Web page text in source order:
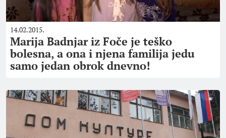
14.02.2015.
Marija Badnjar iz Foče je teško
bolesna, a ona i njena familija jedu
samo jedan obrok dnevno!